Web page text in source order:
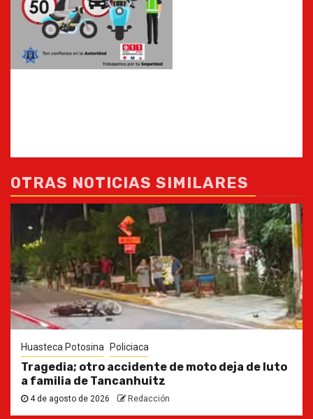
OTRAS NOTICIAS SIMILARES
Huasteca Potosina Policiaca
Tragedia; otro accidente de moto deja de luto
a familia de Tancanhuitz
4 de agosto de 2026 Redacción